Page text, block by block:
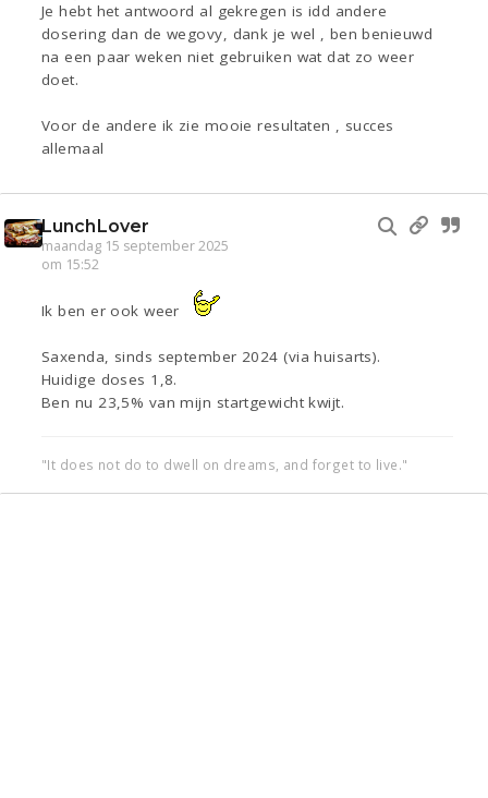
Je hebt het antwoord al gekregen is idd andere
dosering dan de wegovy, dank je wel , ben benieuwd
na een paar weken niet gebruiken wat dat zo weer
doet.
Voor de andere ik zie mooie resultaten , succes
allemaal
LunchLover
maandag 15 september 2025
om 15:52
Ik ben er ook weer
Saxenda, sinds september 2024 (via huisarts).
Huidige doses 1,8.
Ben nu 23,5% van mijn startgewicht kwijt.
"It does not do to dwell on dreams, and forget to live."